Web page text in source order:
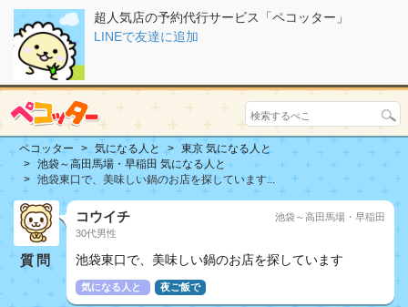
超人気店の予約代行サービス「ペコッター」
LINEで友達に追加
ペコッター 気になる人と
東京 気になる人と
池袋～高田馬場・早稲田 気になる人と
池袋東口で、美味しい鍋のお店を探しています...
質問
コウイチ
30代男性
池袋～高田馬場・早稲田
池袋東口で、美味しい鍋のお店を探しています
気になる人と 夜ご飯で